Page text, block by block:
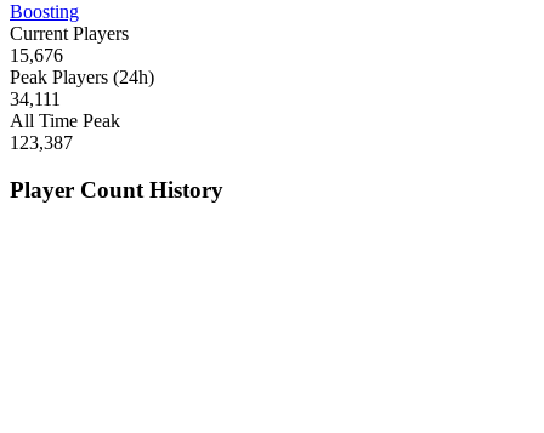
Boosting
Current Players
15,676
Peak Players (24h)
34,111
All Time Peak
123,387
Player Count History